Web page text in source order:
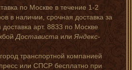
по Москве в течение 1-2
в наличии, срочная доставка за
арт. 8833 по Москве
Достависта илиЯндекс-
транспортной компанией
или СПСР бесплатно при